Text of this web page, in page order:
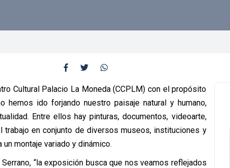
Cultural Palacio La Moneda (CCPLM) con el propósito
hemos ido forjando nuestro paisaje natural y humano,
Entre ellos hay pinturas, documentos, videoarte,
en conjunto de diversos museos, instituciones y
montaje variado y dinámico.
“la exposición busca que nos veamos reflejados